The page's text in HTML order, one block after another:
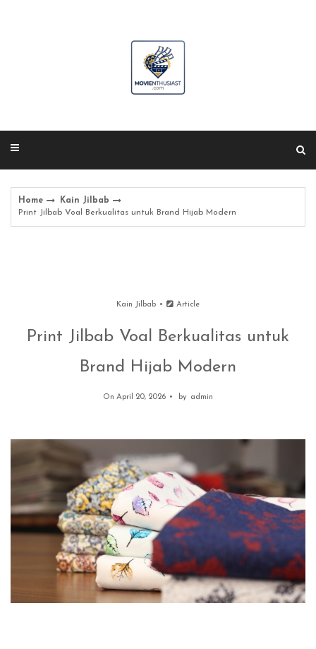
Home
Kain Jilbab
Print Jilbab Voal Berkualitas untuk Brand Hijab Modern
Kain Jilbab Article
Print Jilbab Voal Berkualitas untuk
Brand Hijab Modern
On April 20, 2026 by admin